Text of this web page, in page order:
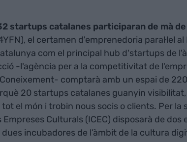
startups catalanes participaran de mà
el certamen d'emprenedoria paral·lel
com el principal hub d'startups de
-l'agència per a la competitivitat de
comptarà amb un espai de
20 startups catalanes guanyin
el món i trobin nous socis o clients. Per
Empreses Culturals (ICEC) disposarà de dos
incubadores de l’àmbit de la cultura